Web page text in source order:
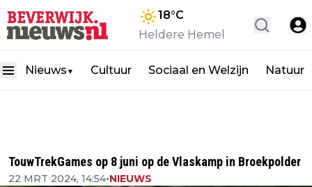
18°C
Heldere Hemel
Nieuws ▼ Cultuur Sociaal en Welzijn Natuur
TouwTrekGames op 8 juni op de Vlaskamp in Broekpolder
22 MRT 2024, 14:54•NIEUWS